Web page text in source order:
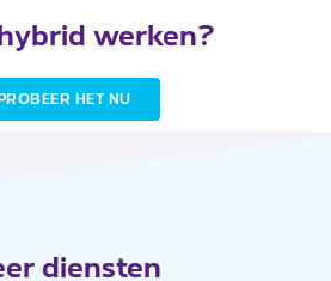
werken?
PROBEER HET NU
diensten